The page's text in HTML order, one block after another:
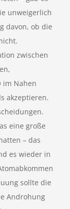
unweigerlich
davon, ob die
zwischen
im Nahen
akzeptieren.
eine große
– das
es wieder in
sollte die
Androhung